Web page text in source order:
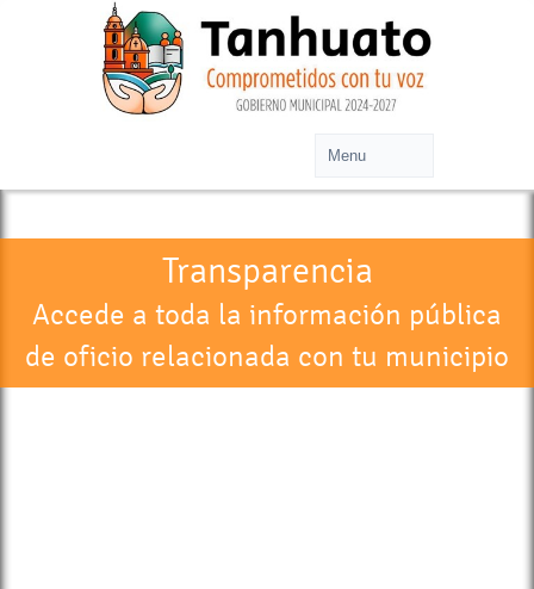
Transparencia
Accede a toda la información pública
de oficio relacionada con tu municipio